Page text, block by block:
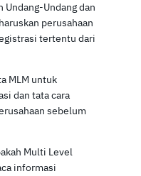
Undang dan
perusahaan
tertentu dari
MLM untuk
dan tata cara
sebelum
Multi Level
informasi